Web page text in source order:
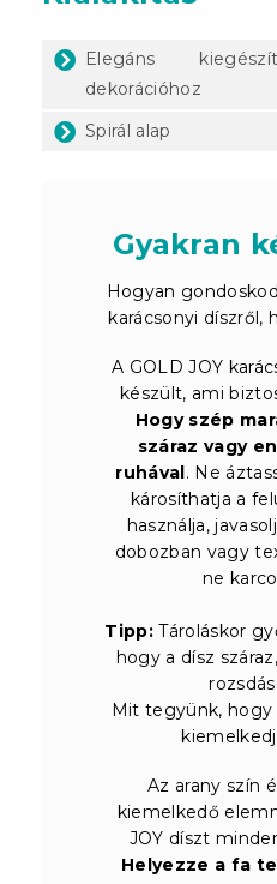
Elegáns
dekorációhoz
Spirál alap
Gyakran
Hogyan
karácsonyi díszről,
A GOLD JOY
készült, ami
Hogy szép
száraz vagy
ruhával. Ne
károsíthatja a
használja,
dobozban vagy
ne
Tipp: Tároláskor
hogy a dísz
Mit tegyünk, hogy
Az arany szín
kiemelkedő
JOY díszt
Helyezze a fa